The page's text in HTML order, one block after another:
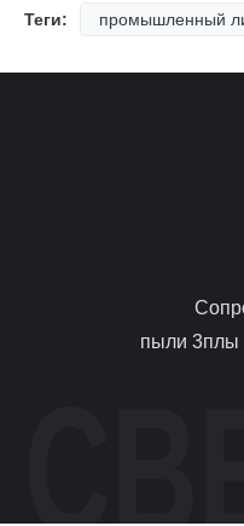
Теги: промышленный
пыли 3плы